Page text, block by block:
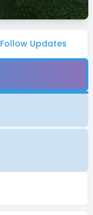
Follow Updates